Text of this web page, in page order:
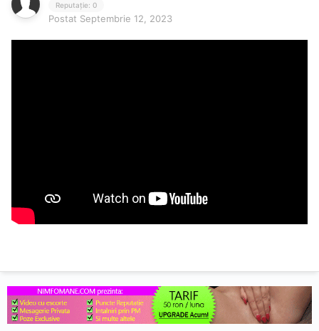
Reputație: 0
Postat Septembrie 12, 2023